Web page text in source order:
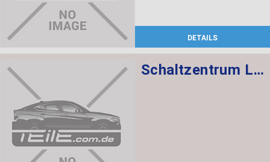
DETAILS
Schaltzentrum Lenksäule